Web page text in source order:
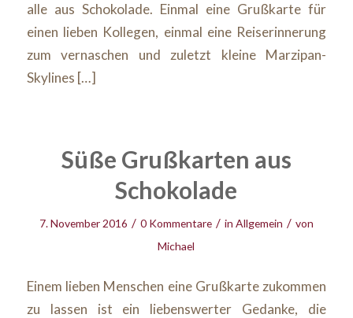
alle aus Schokolade. Einmal eine Grußkarte für
einen lieben Kollegen, einmal eine Reiserinnerung
zum vernaschen und zuletzt kleine Marzipan-
Skylines […]
Süße Grußkarten aus
Schokolade
7. November 2016 / 0 Kommentare / in Allgemein / von
Michael
Einem lieben Menschen eine Grußkarte zukommen
zu lassen ist ein liebenswerter Gedanke, die